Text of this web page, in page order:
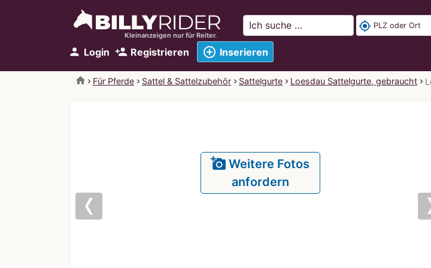
Kleinanzeigen nur für Reiter.
person Login person_add Registrieren add_circle_outline Inserieren
my_location
home Für Pferde Sattel & Sattelzubehör Sattelgurte Loesdau Sattelgurte, gebraucht
add_a_photo Weitere Fotos
anfordern